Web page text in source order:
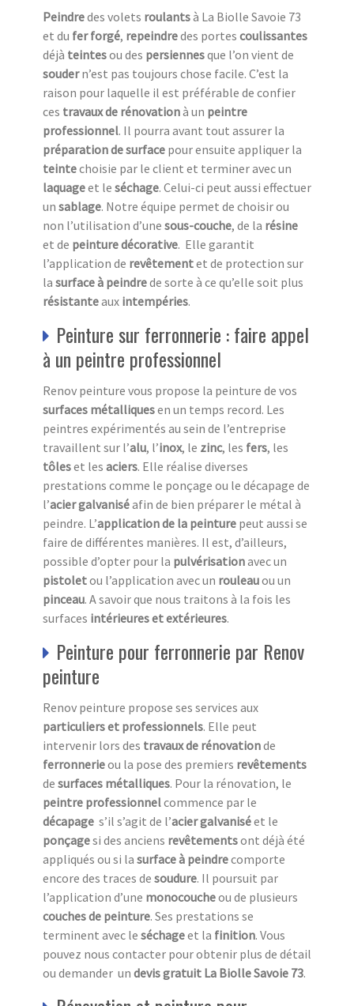
Peindredes volets roulantsà La Biolle Savoie 73
et du fer forgé, repeindredes portes coulissantes
déjà teintesou des persiennesque l’on vient de
soudern’est pas toujours chose facile. C’est la
raison pour laquelle il est préférable de confier
ces travaux de rénovationà un peintre
professionnel. Il pourra avant tout assurer la
préparation de surface pour ensuite appliquer la
teintechoisie par le client et terminer avec un
laquageet le séchage. Celui-ci peut aussi effectuer
un sablage. Notre équipe permet de choisir ou
non l’utilisation d’une sous-couche, de la résine
et de peinture décorative. Elle garantit
l’application de revêtementet de protection sur
la surface à peindrede sorte à ce qu’elle soit plus
résistanteaux intempéries.
Peinture sur ferronnerie : faire appel
à un peintre professionnel
Renov peinture vous propose la peinture de vos
surfaces métalliquesen un temps record. Les
peintres expérimentés au sein de l’entreprise
travaillent sur l’alu, l’inox, le zinc, les fers, les
tôleset les aciers. Elle réalise diverses
prestations comme le ponçage ou le décapage de
l’acier galvaniséafin de bien préparer le métal à
peindre. L’application de la peinture peut aussi se
faire de différentes manières. Il est, d’ailleurs,
possible d’opter pour la pulvérisationavec un
pistoletou l’application avec un rouleauou un
pinceau. A savoir que nous traitons à la fois les
surfaces intérieures et extérieures.
Peinture pour ferronnerie par Renov
peinture
Renov peinture propose ses services aux
particuliers et professionnels. Elle peut
intervenir lors des travaux de rénovationde
ferronnerieou la pose des premiers revêtements
de surfaces métalliques. Pour la rénovation, le
peintre professionnelcommence par le
décapage s’il s’agit de l’acier galvaniséet le
ponçagesi des anciens revêtementsont déjà été
appliqués ou si la surface à peindrecomporte
encore des traces de soudure. Il poursuit par
l’application d’une monocoucheou de plusieurs
couches de peinture. Ses prestations se
terminent avec le séchageet la finition. Vous
pouvez nous contacter pour obtenir plus de détail
ou demander un devis gratuit La Biolle Savoie 73.